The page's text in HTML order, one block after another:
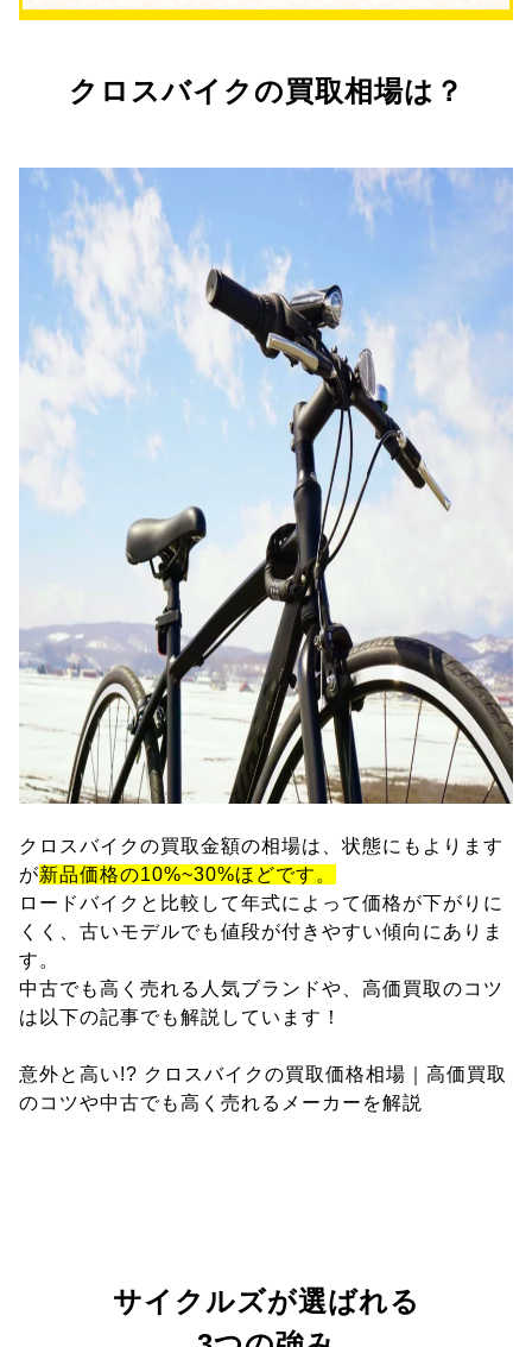
クロスバイクの買取相場は？
クロスバイクの買取金額の相場は、状態にもよります
が新品価格の10%~30%ほどです。
ロードバイクと比較して年式によって価格が下がりに
くく、古いモデルでも値段が付きやすい傾向にありま
す。
中古でも高く売れる人気ブランドや、高価買取のコツ
は以下の記事でも解説しています！
意外と高い!? クロスバイクの買取価格相場｜高価買取
のコツや中古でも高く売れるメーカーを解説
サイクルズが選ばれる